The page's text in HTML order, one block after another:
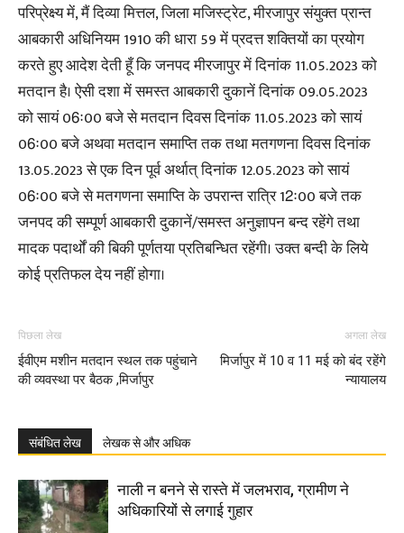
परिप्रेक्ष्य में, मैं दिव्या मित्तल, जिला मजिस्ट्रेट, मीरजापुर संयुक्त प्रान्त
आबकारी अधिनियम 1910 की धारा 59 में प्रदत्त शक्तियों का प्रयोग
करते हुए आदेश देती हूँ कि जनपद मीरजापुर में दिनांक 11.05.2023 को
मतदान है। ऐसी दशा में समस्त आबकारी दुकानें दिनांक 09.05.2023
को सायं 06ः00 बजे से मतदान दिवस दिनांक 11.05.2023 को सायं
06ः00 बजे अथवा मतदान समाप्ति तक तथा मतगणना दिवस दिनांक
13.05.2023 से एक दिन पूर्व अर्थात् दिनांक 12.05.2023 को सायं
06ः00 बजे से मतगणना समाप्ति के उपरान्त रात्रि 12ः00 बजे तक
जनपद की सम्पूर्ण आबकारी दुकानें/समस्त अनुज्ञापन बन्द रहेंगे तथा
मादक पदार्थों की बिकी पूर्णतया प्रतिबन्धित रहेंगी। उक्त बन्दी के लिये
कोई प्रतिफल देय नहीं होगा।
पिछला लेख
ईवीएम मशीन मतदान स्थल तक पहुंचाने
की व्यवस्था पर बैठक ,मिर्जापुर
अगला लेख
मिर्जापुर में 10 व 11 मई को बंद रहेंगे
न्यायालय
संबंधित लेख लेखक से और अधिक
नाली न बनने से रास्ते में जलभराव, ग्रामीण ने
अधिकारियों से लगाई गुहार